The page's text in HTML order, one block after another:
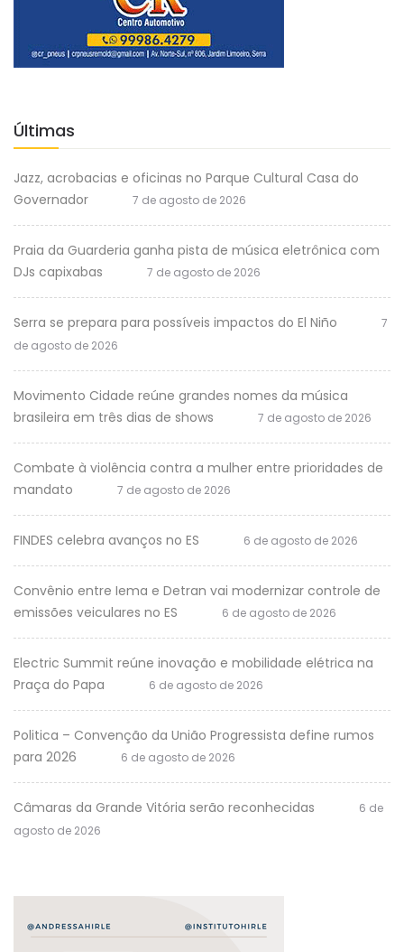
Últimas
Jazz, acrobacias e oficinas no Parque Cultural Casa do
Governador
7 de agosto de 2026
Praia da Guarderia ganha pista de música eletrônica com
DJs capixabas
7 de agosto de 2026
Serra se prepara para possíveis impactos do El Niño
7
de agosto de 2026
Movimento Cidade reúne grandes nomes da música
brasileira em três dias de shows
7 de agosto de 2026
Combate à violência contra a mulher entre prioridades de
mandato
7 de agosto de 2026
FINDES celebra avanços no ES 6 de agosto de 2026
Convênio entre Iema e Detran vai modernizar controle de
emissões veiculares no ES
6 de agosto de 2026
Electric Summit reúne inovação e mobilidade elétrica na
Praça do Papa
6 de agosto de 2026
Politica – Convenção da União Progressista define rumos
para 2026
6 de agosto de 2026
Câmaras da Grande Vitória serão reconhecidas
6 de
agosto de 2026